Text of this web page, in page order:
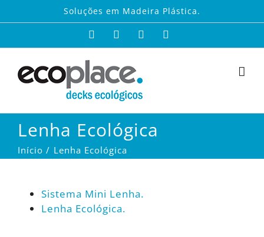
para
conteúdo
Soluções em Madeira Plástica.
FacebookInstagram
Lenha Ecológica
Início Lenha Ecológica
Sistema Mini Lenha.
Lenha Ecológica.